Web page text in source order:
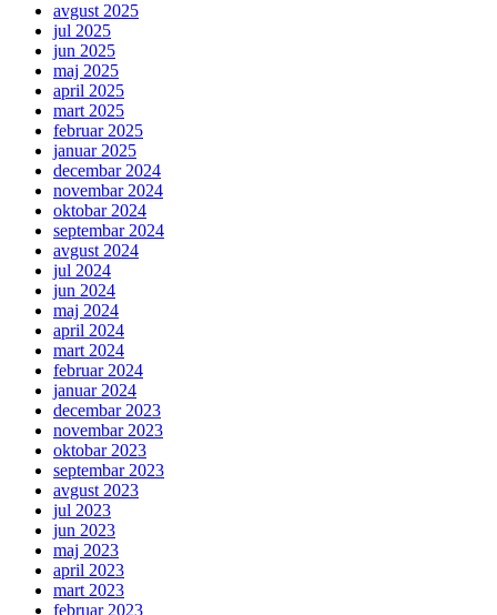
avgust 2025
jul 2025
jun 2025
maj 2025
april 2025
mart 2025
februar 2025
januar 2025
decembar 2024
novembar 2024
oktobar 2024
septembar 2024
avgust 2024
jul 2024
jun 2024
maj 2024
april 2024
mart 2024
februar 2024
januar 2024
decembar 2023
novembar 2023
oktobar 2023
septembar 2023
avgust 2023
jul 2023
jun 2023
maj 2023
april 2023
mart 2023
februar 2023